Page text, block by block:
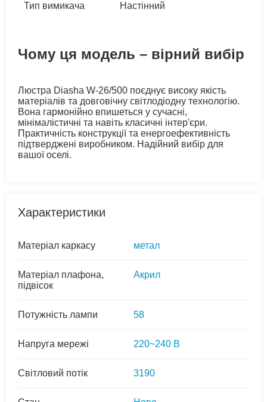
Тип вимикача Настінний
Чому ця модель – вірний вибір
Люстра Diasha W-26/500 поєднує високу якість
матеріалів та довговічну світлодіодну технологію.
Вона гармонійно впишеться у сучасні,
мінімалістичні та навіть класичні інтер'єри.
Практичність конструкції та енергоефективність
підтверджені виробником. Надійний вибір для
вашої оселі.
Характеристики
Матеріал каркасу метал
Матеріал плафона,
підвісок
Акрил
Потужність лампи 58
Напруга мережі 220~240 В
Світловий потік 3190